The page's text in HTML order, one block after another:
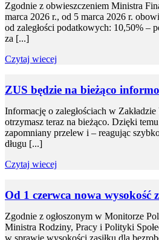
Zgodnie z obwieszczeniem Ministra
marca 2026 r., od 5 marca 2026 r.
od zaległości podatkowych: 10,50% –
za [...]
Czytaj wiecej
ZUS będzie na bieżąco
Informację o zaległościach w
otrzymasz teraz na bieżąco. Dzięki
zapomniany przelew i – reagując
długu [...]
Czytaj wiecej
Od 1 czerwca nowa wysokość
Zgodnie z ogłoszonym w Monitorze
Ministra Rodziny, Pracy i Polityki